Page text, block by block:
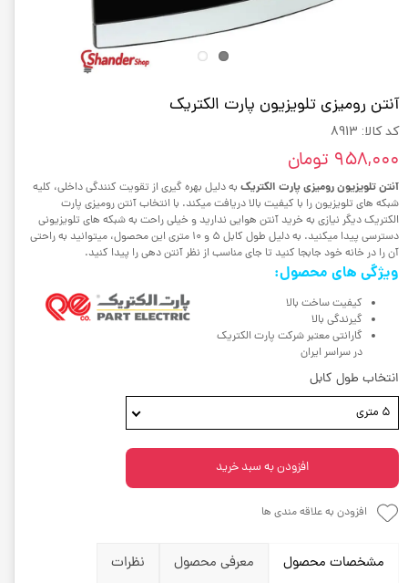
آنتن رومیزی تلویزیون پارت الکتریک
کد کالا: 8913
۹۵۸,۰۰۰ تومان
آنتن تلویزیون رومیزی پارت الکتریک به دلیل بهره گیری از تقویت کنندگی داخلی، کلیه
شبکه های تلویزیون را با کیفیت بالا دریافت میکند. با انتخاب آنتن رومیزی پارت
الکتریک دیگر نیازی به خرید آنتن هوایی ندارید و خیلی راحت به شبکه های تلویزیونی
دسترسی پیدا میکنید. به دلیل طول کابل 5 و 10 متری این محصول، میتوانید به راحتی
آن را در خانه خود جابجا کنید تا جای مناسب از نظر آنتن دهی را پیدا کنید.
ویژگی های محصول:
کیفیت ساخت بالا
گیرندگی بالا
گارانتی معتبر شرکت پارت الکتریک
در سراسر ایران
انتخاب طول کابل
5 متری
افزودن به سبد خرید
افزودن به علاقه مندی ها
مشخصات محصول معرفی محصول نظرات